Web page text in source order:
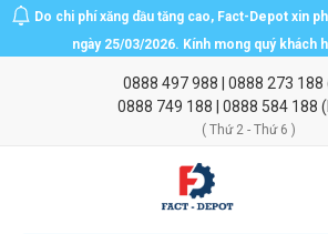
Do chi phí xăng dầu tăng cao, Fact-Depot xin
ngày 25/03/2026. Kính mong quý khách
0888 497 988 0888 273 188
0888 749 188
0888 584 188
( Thứ 2 - Thứ 6 )